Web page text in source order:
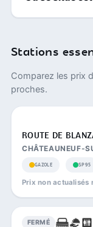
Stations
Comparez les prix
proches.
ROUTE DE
CHÂTEAUNEUF-
GAZOLE SP95
Prix non actualisés
FERMÉ